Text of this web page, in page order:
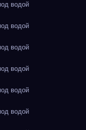
водой
водой
водой
водой
водой
водой